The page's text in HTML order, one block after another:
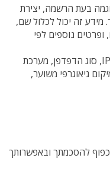
בעת הרשמה, יצירת
מידע זה יכול לכלול שם,
נוספים לפי
– כגון כתובת IP, סוג הדפדפן, מערכת
גיאוגרפי משוער,
להסכמתך ובאפשרותך